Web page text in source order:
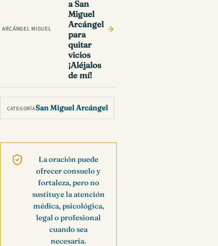
ARCÁNGEL MIGUEL
a San
Miguel
Arcángel
para
quitar
vicios
¡Aléjalos
de mí!
CATEGORÍASan Miguel Arcángel
La oración puede
ofrecer consuelo y
fortaleza, pero no
sustituye la atención
médica, psicológica,
legal o profesional
cuando sea
necesaria.